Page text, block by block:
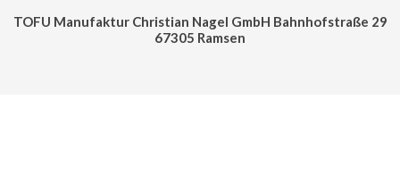
TOFU Manufaktur Christian Nagel GmbH Bahnhofstraße 29
67305 Ramsen